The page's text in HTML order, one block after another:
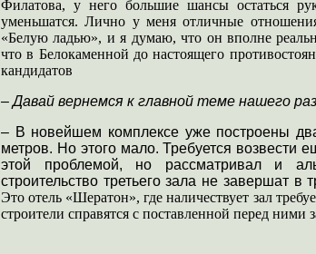
Филатова, у него большие шансы остаться
уменьшатся. Лично у меня отличные
«Белую ладью», и я думаю, что он вполне
что в Белокаменной до настоящего
кандидатов
– Давай вернемся к главной теме нашего
– В новейшем комплексе уже построены
метров. Но этого мало. Требуется возвести
этой проблемой, но рассматривал и
строительство третьего зала не завершат в
Это отель «Шератон», где наличествует зал
строители справятся с поставленной перед ними